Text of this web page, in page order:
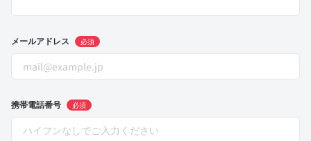
メールアドレス 必須
携帯電話番号 必須